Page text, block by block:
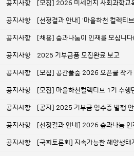
공지사항 [모집] 2026 미세먼지 사회과학교
공지사항 [선정결과 안내] '마을하천 컬렉티
공지사항 [채용] 숲과나눔이 인재를 모십니
공지사항 2025 기부금품 모집완료 보고
공지사항 [모집] 공간풀숲 2026 오픈콜 작가
공지사항 [모집] 마을하천컬렉티브 1기 수
공지사항 [공지] 2025 기부금 영수증 발행
공지사항 [선정결과 안내] 2026 숲과나눔
공지사항 [국회토론회] 지속가능한 해양생